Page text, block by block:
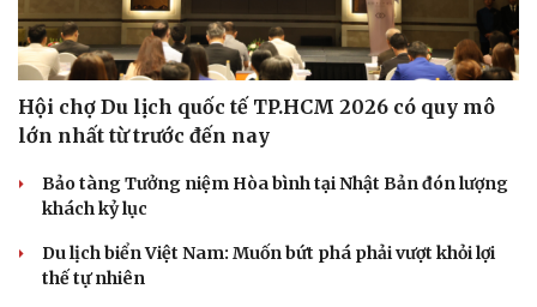
Hội chợ Du lịch quốc tế TP.HCM 2026 có quy mô
lớn nhất từ trước đến nay
Bảo tàng Tưởng niệm Hòa bình tại Nhật Bản đón lượng
khách kỷ lục
Du lịch biển Việt Nam: Muốn bứt phá phải vượt khỏi lợi
thế tự nhiên